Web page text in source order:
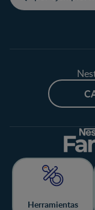
Herramientas